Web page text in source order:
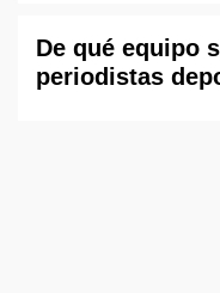
De qué equipo
periodistas